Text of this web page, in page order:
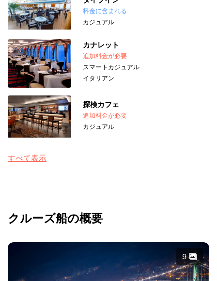
料金に含まれる
カジュアル
カナレット
追加料金が必要
スマートカジュアル
イタリアン
探検カフェ
追加料金が必要
カジュアル
すべて表示
クルーズ船の概要
9